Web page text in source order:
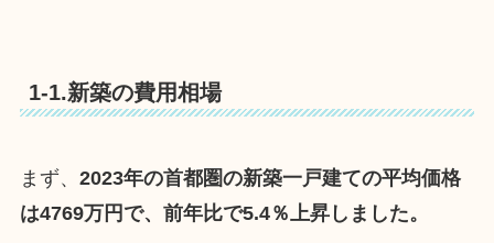
1-1.新築の費用相場
まず、 2023年の首都圏の新築一戸建ての平均価格
は4769万円で、前年比で5.4％上昇しました。